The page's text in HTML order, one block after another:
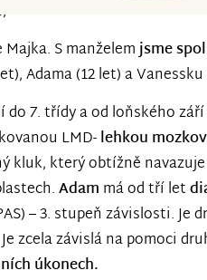
S manželemjsme
Adama (12 let) a
do 7. třídy a od loňského
LMD-lehkou
kluk, který obtížně
Adam má od tří let
– 3. stupeň závislosti. Je
zcela závislá na pomoci
úkonech.